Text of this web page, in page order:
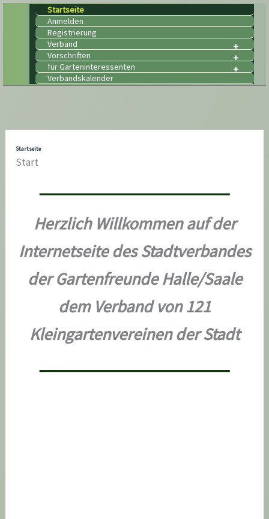
springen
Startseite
Anmelden
Registrierung
Verband
Vorschriften
für Garteninteressenten
Verbandskalender
Startseite
Start
Herzlich Willkommen auf der
Internetseite des Stadtverbandes
der Gartenfreunde Halle/Saale
dem Verband von 121
Kleingartenvereinen der Stadt